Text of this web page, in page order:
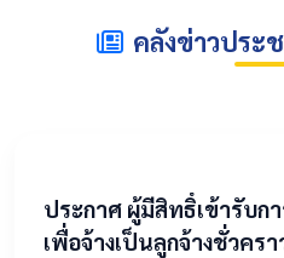
คลังข่าวประ
ประกาศ ผู้มีสิทธิ์เข้ารับก
เพื่อจ้างเป็นลูกจ้างชั่วค